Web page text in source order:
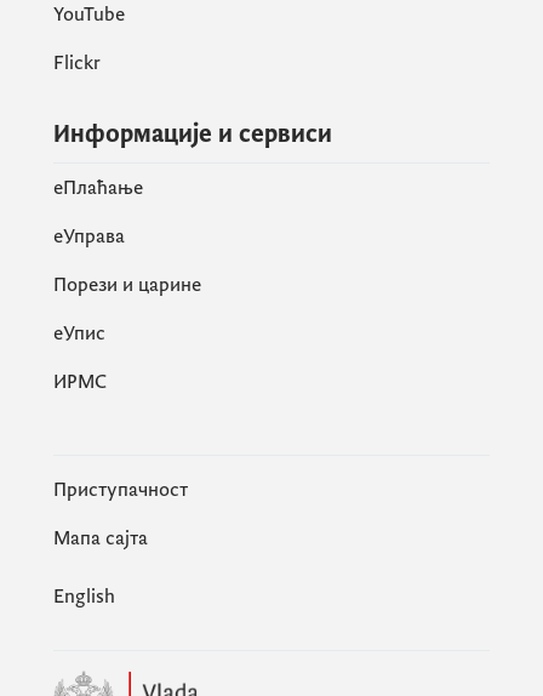
YouTube
Flickr
Информације и сервиси
eПлаћање
еУправа
Порези и царине
eУпис
ИРМС
Приступачност
Мапа сајта
English